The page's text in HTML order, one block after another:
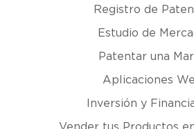
Registro de
Estudio de
Patentar una
Aplicaciones
Inversión y